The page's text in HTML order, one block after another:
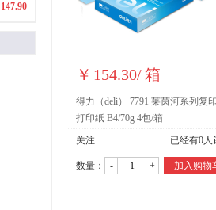
147.90
￥ 154.30/箱
得力（deli） 7791 莱茵河系列复
打印纸 B4/70g 4包/箱
关注
已经有0人
数量： - + 加入购物